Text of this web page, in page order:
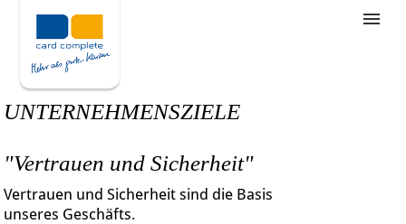
Stellenangebote
Unternehmensziele
Wie bewerbe ich mich
UNTERNEHMENSZIELE
"Vertrauen und Sicherheit"
Vertrauen und Sicherheit sind die Basis
unseres Geschäfts.